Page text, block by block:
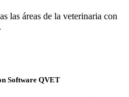
las áreas de la veterinaria con
Software QVET